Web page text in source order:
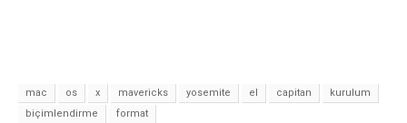
mac os x mavericks yosemite el capitan
kurulum
biçimlendirme
format